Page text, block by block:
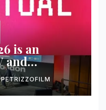
is an
and
market
PETRIZZOFILM